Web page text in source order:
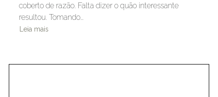
coberto de razão. Falta dizer o quão interessante
resultou. Tomando…
Leia mais